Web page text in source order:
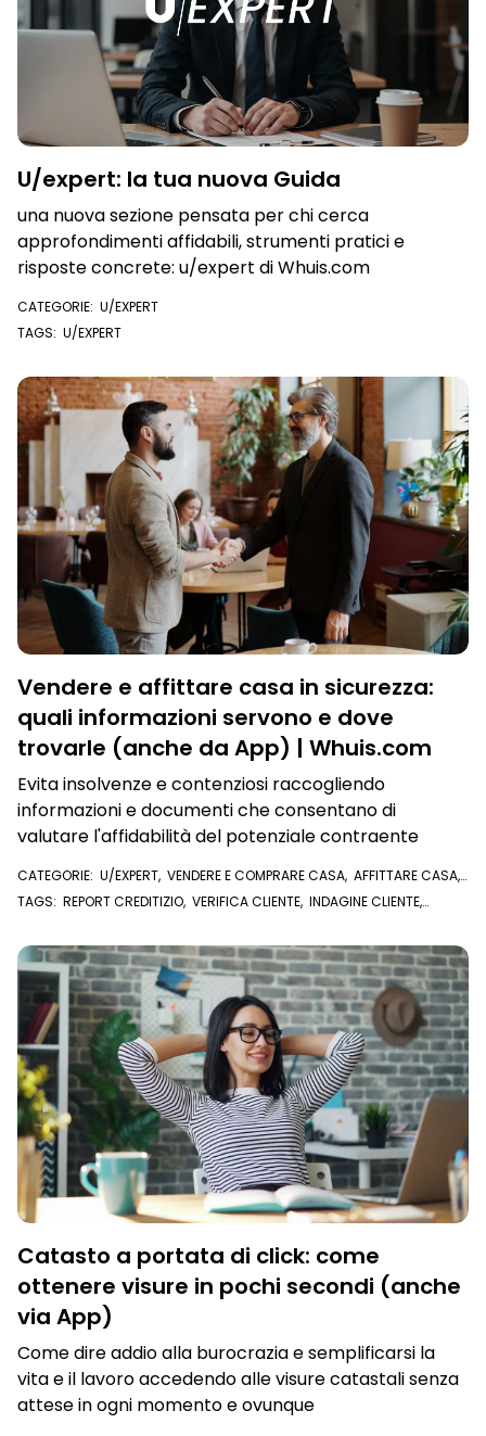
U/expert: la tua nuova Guida
una nuova sezione pensata per chi cerca
approfondimenti affidabili, strumenti pratici e
risposte concrete: u/expert di Whuis.com
CATEGORIE: U/EXPERT
TAGS: U/EXPERT
Vendere e affittare casa in sicurezza:
quali informazioni servono e dove
trovarle (anche da App) | Whuis.com
Evita insolvenze e contenziosi raccogliendo
informazioni e documenti che consentano di
valutare l'affidabilità del potenziale contraente
CATEGORIE: U/EXPERT, VENDERE E COMPRARE CASA, AFFITTARE CASA,
VISURE E DOCUMENTI ONLINE ,REPORT EXPERIAN
TAGS: REPORT CREDITIZIO, VERIFICA CLIENTE, INDAGINE CLIENTE,
Catasto a portata di click: come
ottenere visure in pochi secondi (anche
via App)
Come dire addio alla burocrazia e semplificarsi la
vita e il lavoro accedendo alle visure catastali senza
attese in ogni momento e ovunque